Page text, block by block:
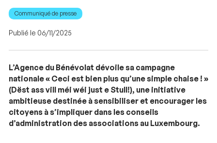
Communiqué de presse
Publié le 06/11/2025
L’Agence du Bénévolat dévoile sa campagne
nationale « Ceci est bien plus qu’une simple chaise ! »
(Dëst ass vill méi wéi just e Stull!), une initiative
ambitieuse destinée à sensibiliser et encourager les
citoyens à s’impliquer dans les conseils
d’administration des associations au Luxembourg.